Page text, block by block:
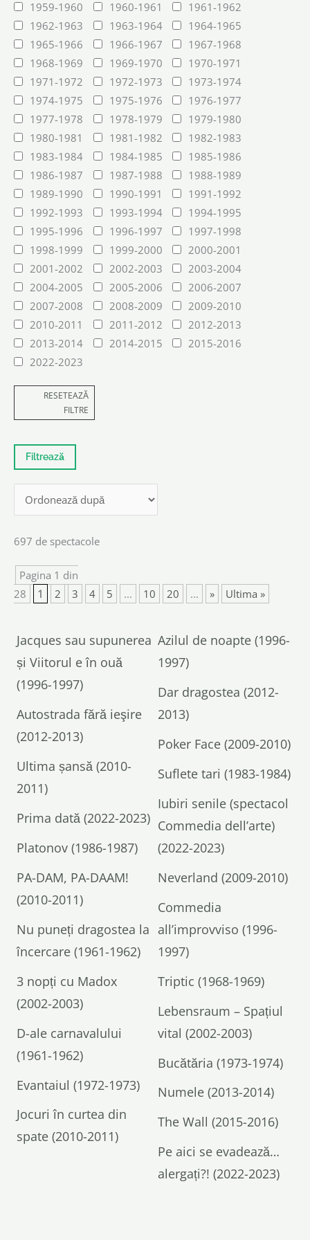
1959-1960
1960-1961
1961-1962
1962-1963
1963-1964
1964-1965
1965-1966
1966-1967
1967-1968
1968-1969
1969-1970
1970-1971
1971-1972
1972-1973
1973-1974
1974-1975
1975-1976
1976-1977
1977-1978
1978-1979
1979-1980
1980-1981
1981-1982
1982-1983
1983-1984
1984-1985
1985-1986
1986-1987
1987-1988
1988-1989
1989-1990
1990-1991
1991-1992
1992-1993
1993-1994
1994-1995
1995-1996
1996-1997
1997-1998
1998-1999
1999-2000
2000-2001
2001-2002
2002-2003
2003-2004
2004-2005
2005-2006
2006-2007
2007-2008
2008-2009
2009-2010
2010-2011
2011-2012
2012-2013
2013-2014
2014-2015
2015-2016
2022-2023
RESETEAZĂ
FILTRE
697 de spectacole
Pagina 1 din
28
1 2 3 4 5 ... 10 20 ... » Ultima »
Jacques sau supunerea
și Viitorul e în ouă
(1996-1997)
Azilul de noapte (1996-
1997)
Dar dragostea (2012-
2013)
Autostrada fără ieşire
(2012-2013)
Poker Face (2009-2010)
Ultima șansă (2010-
2011)
Suflete tari (1983-1984)
Iubiri senile (spectacol
Commedia dell’arte)
(2022-2023)
Prima dată (2022-2023)
Platonov (1986-1987)
PA-DAM, PA-DAAM!
(2010-2011)
Neverland (2009-2010)
Commedia
all’improvviso (1996-
1997)
Nu puneți dragostea la
încercare (1961-1962)
3 nopți cu Madox
(2002-2003)
Triptic (1968-1969)
Lebensraum – Spațiul
vital (2002-2003)
D-ale carnavalului
(1961-1962)
Bucătăria (1973-1974)
Evantaiul (1972-1973)
Numele (2013-2014)
Jocuri în curtea din
spate (2010-2011)
The Wall (2015-2016)
Pe aici se evadează…
alergați?! (2022-2023)